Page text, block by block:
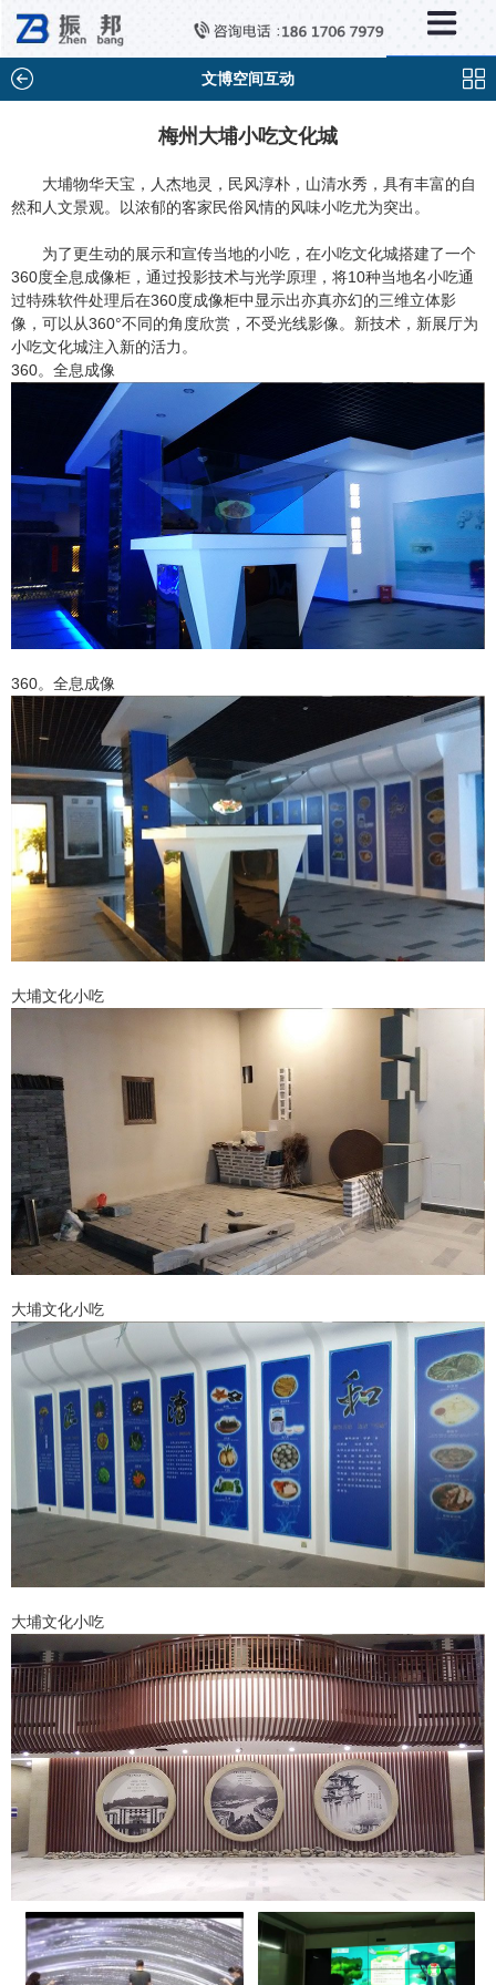
文博空间互动
梅州大埔小吃文化城
大埔物华天宝，人杰地灵，民风淳朴，山清水秀，具有丰富的自
然和人文景观。以浓郁的客家民俗风情的风味小吃尤为突出。
为了更生动的展示和宣传当地的小吃，在小吃文化城搭建了一个
360度全息成像柜，通过投影技术与光学原理，将10种当地名小吃通
过特殊软件处理后在360度成像柜中显示出亦真亦幻的三维立体影
像，可以从360°不同的角度欣赏，不受光线影像。新技术，新展厅为
小吃文化城注入新的活力。
360。全息成像
360。全息成像
大埔文化小吃
大埔文化小吃
大埔文化小吃
新闻中心
×
公司新闻
行业新闻
问题解答
百科知识